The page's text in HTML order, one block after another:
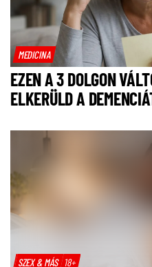
MEDICINA
EZEN A 3 DOLGON
ELKERÜLD A
SZEX & MÁS 18+